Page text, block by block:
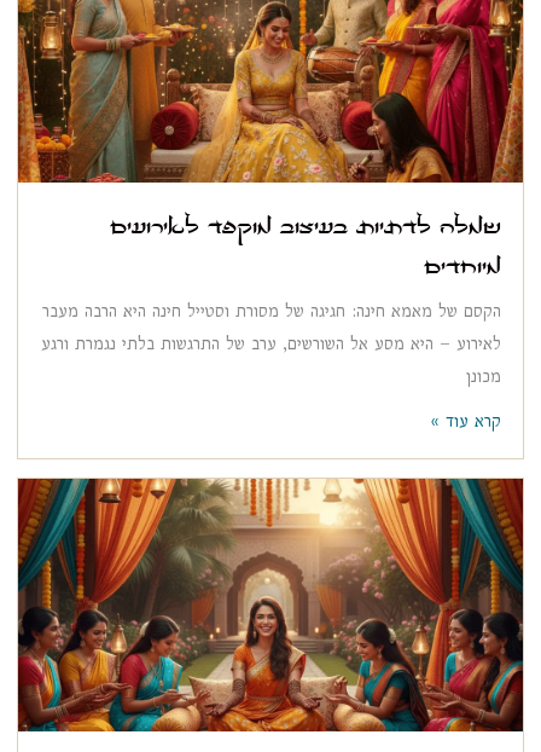
שמלה לדתיות בעיצוב מוקפד לאירועים
מיוחדים
הקסם של מאמא חינה: חגיגה של מסורת וסטייל חינה היא הרבה מעבר
לאירוע – היא מסע אל השורשים, ערב של התרגשות בלתי נגמרת ורגע
מכונן
קרא עוד »